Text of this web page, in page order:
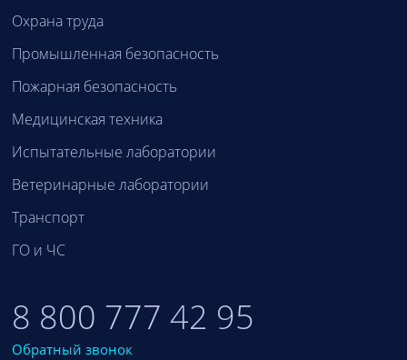
Охрана труда
Промышленная безопасность
Пожарная безопасность
Медицинская техника
Испытательные лаборатории
Ветеринарные лаборатории
Транспорт
ГО и ЧС
8 800 777 42 95
Обратный звонок